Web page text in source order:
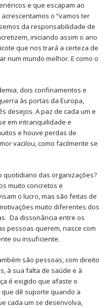
e que escapam ao
o “vamos ter
da responsabilidade de
iniciando assim o ano
que nos trará a certeza de
num mundo melhor. E como o
dois confinamentos e
às portas da Europa,
desejos. A paz de cada um e
em intranquilidade e
e houve perdas de
vacilou, como facilmente se
quotidiano das organizações?
muito concretos e
o lucro, mas são feitas de
muito diferentes dos
Da dissonância entre os
pessoas querem, nasce com
ou insuficiente.
são pessoas, com direito
à sua falta de saúde e à
é exigido que afaste o
dê suporte quando a
cada um se desenvolva,